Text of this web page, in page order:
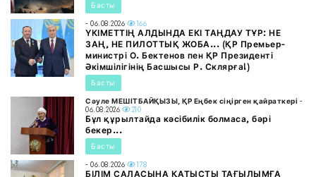
Басты
- 06.08.2026 166
ҮКІМЕТТІҢ АЛДЫНДА ЕКІ ТАҢДАУ ТҰР: НЕ
ЗАҢ, НЕ ПИЛОТТЫҚ ЖОБА... (ҚР Премьер-
министрі О. Бектенов пен ҚР Президенті
Әкімшілігінің Басшысы Р. Склярға!)
Басты
Сәуле МЕШІТБАЙҚЫЗЫ, ҚР Еңбек сіңірген қайраткері -
06.08.2026
210
Бұл құрылтайда кәсібилік болмаса, бәрі
бекер...
Басты
- 06.08.2026 178
БІЛІМ САЛАСЫНА ҚАТЫСТЫ ТАҒЫЛЫМҒА